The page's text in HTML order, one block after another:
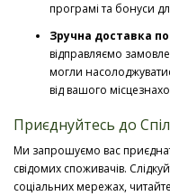
програмі та бонуси
Зручна доставка по
відправляємо
могли
від вашого
Приєднуйтесь до
Ми запрошуємо вас
свідомих споживачів.
соціальних мережах,